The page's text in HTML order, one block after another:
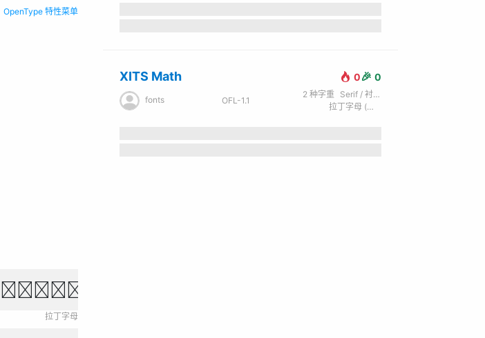
OpenType 特性菜单
over the lazy dog.
拉丁字母
XITS Math 0🎉 0
fonts OFL-1.1
2 种字重
Serif / 衬线
拉丁字母 (英) / 西里尔字母 (俄) / 希腊文